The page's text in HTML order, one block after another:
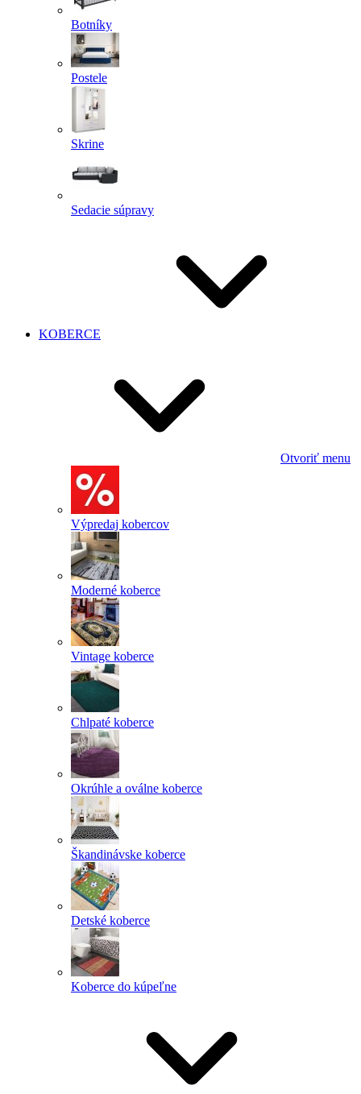
Botníky
Postele
Skrine
Sedacie súpravy
KOBERCE
Otvoriť menu
Výpredaj kobercov
Moderné koberce
Vintage koberce
Chlpaté koberce
Okrúhle a oválne koberce
Škandinávske koberce
Detské koberce
Koberce do kúpeľne